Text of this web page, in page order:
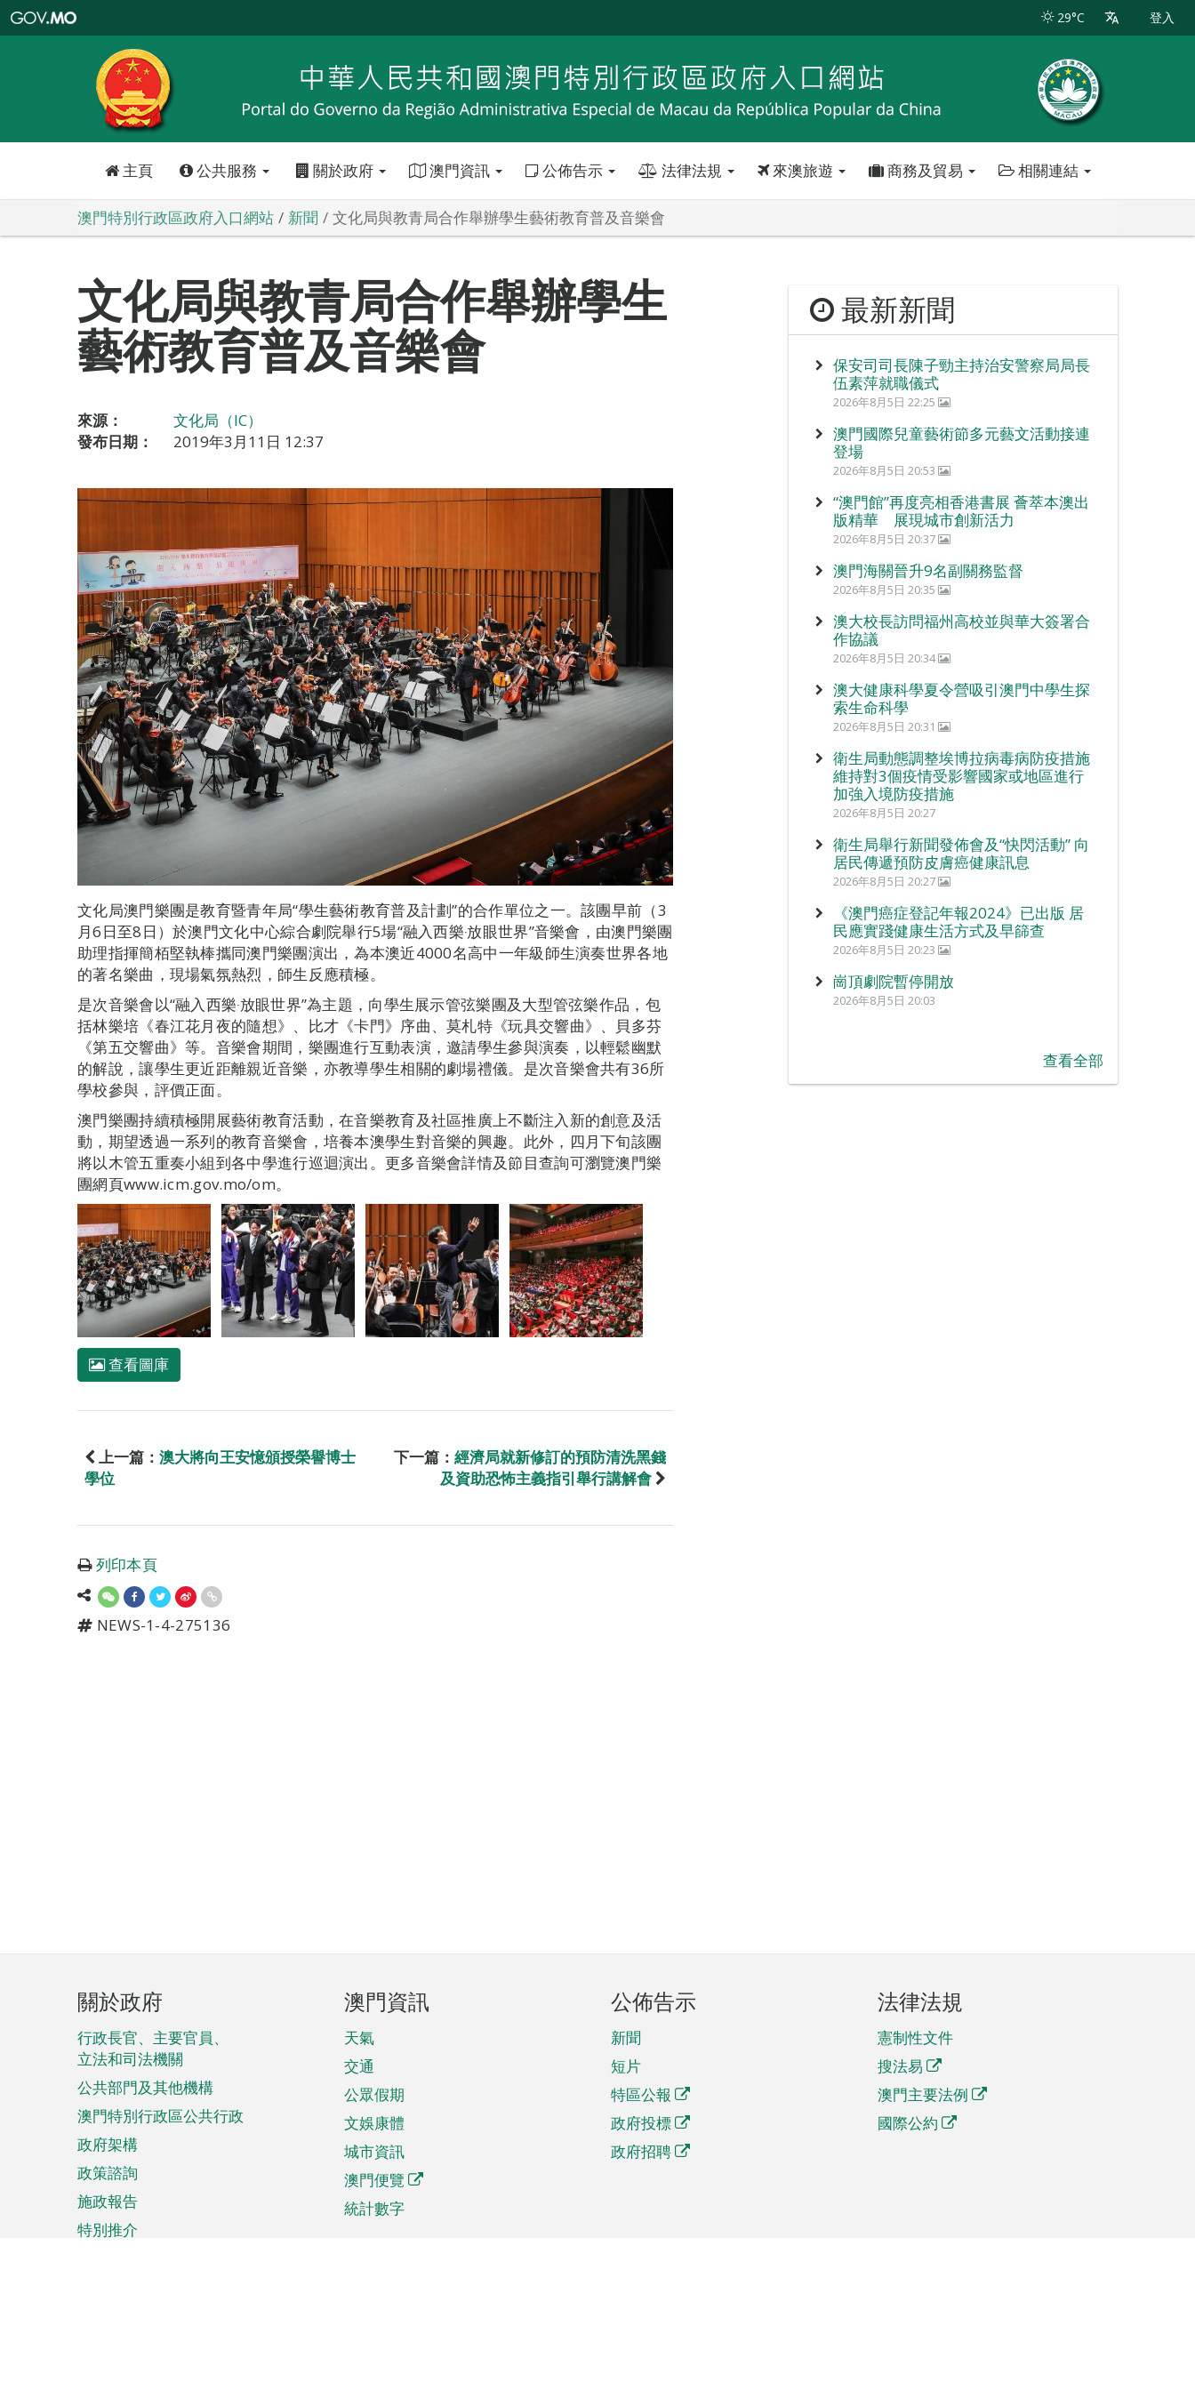
特
政
區
政
口
29°C 登入
主頁 公共服務 關於政府 澳門資訊 公佈告示 法律法規 來澳旅遊 商務及貿易 相關連結
澳門特別行政區政府入口網站 新聞 文化局與教青局合作舉辦學生藝術教育普及音樂會
文化局與教青局合作舉辦學生
藝術教育普及音樂會
來源：
文化局（IC）
發布日期：
2019年3月11日 12:37
文化局澳門樂團是教育暨青年局“學生藝術教育普及計劃”的合作單位之一。該團早前（3
月6日至8日）於澳門文化中心綜合劇院舉行5場“融入西樂‧放眼世界”音樂會，由澳門樂團
助理指揮簡栢堅執棒攜同澳門樂團演出，為本澳近4000名高中一年級師生演奏世界各地
的著名樂曲，現場氣氛熱烈，師生反應積極。
是次音樂會以“融入西樂‧放眼世界”為主題，向學生展示管弦樂團及大型管弦樂作品，包
括林樂培《春江花月夜的隨想》、比才《卡門》序曲、莫札特《玩具交響曲》、貝多芬
《第五交響曲》等。音樂會期間，樂團進行互動表演，邀請學生參與演奏，以輕鬆幽默
的解說，讓學生更近距離親近音樂，亦教導學生相關的劇場禮儀。是次音樂會共有36所
學校參與，評價正面。
澳門樂團持續積極開展藝術教育活動，在音樂教育及社區推廣上不斷注入新的創意及活
動，期望透過一系列的教育音樂會，培養本澳學生對音樂的興趣。此外，四月下旬該團
將以木管五重奏小組到各中學進行巡迴演出。更多音樂會詳情及節目查詢可瀏覽澳門樂
團網頁www.icm.gov.mo/om。
查看圖庫
上一篇： 澳大將向王安憶頒授榮譽博士
學位
下一篇： 經濟局就新修訂的預防清洗黑錢
及資助恐怖主義指引舉行講解會
列印本頁
NEWS-1-4-275136
最新新聞
保安司司長陳子勁主持治安警察局局長
伍素萍就職儀式
2026年8月5日 22:25
澳門國際兒童藝術節多元藝文活動接連
登場
2026年8月5日 20:53
“澳門館”再度亮相香港書展 薈萃本澳出
版精華 展現城市創新活力
2026年8月5日 20:37
澳門海關晉升9名副關務監督
2026年8月5日 20:35
澳大校長訪問福州高校並與華大簽署合
作協議
2026年8月5日 20:34
澳大健康科學夏令營吸引澳門中學生探
索生命科學
2026年8月5日 20:31
衛生局動態調整埃博拉病毒病防疫措施
維持對3個疫情受影響國家或地區進行
加強入境防疫措施
2026年8月5日 20:27
衛生局舉行新聞發佈會及“快閃活動” 向
居民傳遞預防皮膚癌健康訊息
2026年8月5日 20:27
《澳門癌症登記年報2024》已出版 居
民應實踐健康生活方式及早篩查
2026年8月5日 20:23
崗頂劇院暫停開放
2026年8月5日 20:03
查看全部
頁
腳
菜
單
關於政府
行政長官、主要官員、
立法和司法機關
公共部門及其他機構
澳門特別行政區公共行政
政府架構
政策諮詢
施政報告
特別推介
澳門資訊
天氣
交通
公眾假期
文娛康體
城市資訊
澳門便覽
統計數字
公佈告示
新聞
短片
特區公報
政府投標
政府招聘
法律法規
憲制性文件
搜法易
澳門主要法例
國際公約